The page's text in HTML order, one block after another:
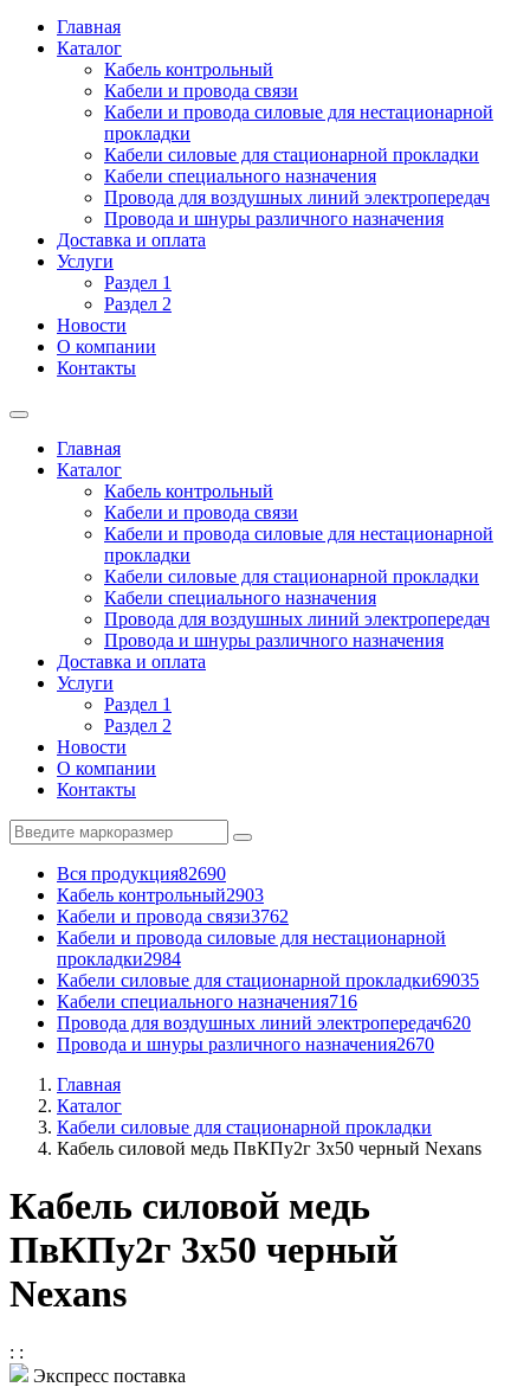
Главная
Каталог
Кабель контрольный
Кабели и провода связи
Кабели и провода силовые для нестационарной
прокладки
Кабели силовые для стационарной прокладки
Кабели специального назначения
Провода для воздушных линий электропередач
Провода и шнуры различного назначения
Доставка и оплата
Услуги
Раздел 1
Раздел 2
Новости
О компании
Контакты
Главная
Каталог
Кабель контрольный
Кабели и провода связи
Кабели и провода силовые для нестационарной
прокладки
Кабели силовые для стационарной прокладки
Кабели специального назначения
Провода для воздушных линий электропередач
Провода и шнуры различного назначения
Доставка и оплата
Услуги
Раздел 1
Раздел 2
Новости
О компании
Контакты
Вся продукция82690
Кабель контрольный2903
Кабели и провода связи3762
Кабели и провода силовые для нестационарной
прокладки2984
Кабели силовые для стационарной прокладки69035
Кабели специального назначения716
Провода для воздушных линий электропередач620
Провода и шнуры различного назначения2670
Главная
Каталог
Кабели силовые для стационарной прокладки
Кабель силовой медь ПвКПу2г 3x50 черный Nexans
Кабель силовой медь
ПвКПу2г 3x50 черный
Nexans
: :
Экспресс поставка